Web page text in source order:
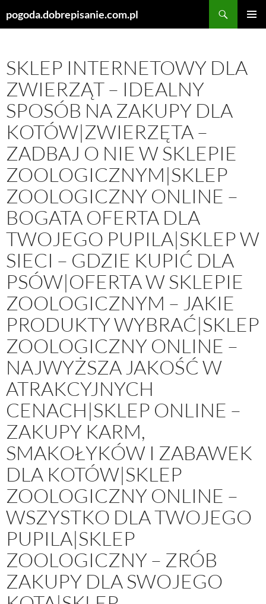
pogoda.dobrepisanie.com.pl
SKLEP INTERNETOWY DLA
ZWIERZĄT – IDEALNY
SPOSÓB NA ZAKUPY DLA
KOTÓW|ZWIERZĘTA –
ZADBAJ O NIE W SKLEPIE
ZOOLOGICZNYM|SKLEP
ZOOLOGICZNY ONLINE –
BOGATA OFERTA DLA
TWOJEGO PUPILA|SKLEP W
SIECI – GDZIE KUPIĆ DLA
PSÓW|OFERTA W SKLEPIE
ZOOLOGICZNYM – JAKIE
PRODUKTY WYBRAĆ|SKLEP
ZOOLOGICZNY ONLINE –
NAJWYŻSZA JAKOŚĆ W
ATRAKCYJNYCH
CENACH|SKLEP ONLINE –
ZAKUPY KARM,
SMAKOŁYKÓW I ZABAWEK
DLA KOTÓW|SKLEP
ZOOLOGICZNY ONLINE –
WSZYSTKO DLA TWOJEGO
PUPILA|SKLEP
ZOOLOGICZNY – ZRÓB
ZAKUPY DLA SWOJEGO